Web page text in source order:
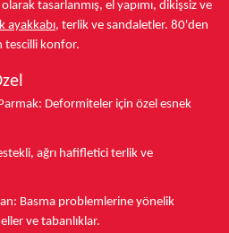
tasarlanmış, el yapımı, dikişsiz ve
ayakkabı, terlik ve sandaletler. 80'den
tescilli konfor.
Deformiteler için özel esnek
ağrı hafifletici terlik ve
Basma problemlerine yönelik
ve tabanlıklar.